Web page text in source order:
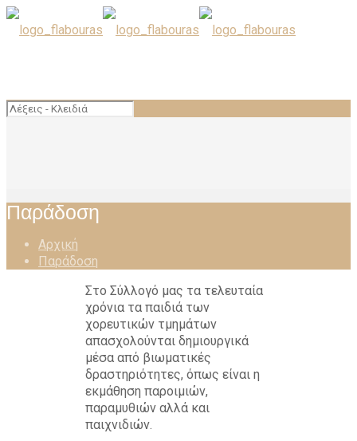
Παράδοση
Αρχική
Παράδοση
Στο Σύλλογό μας τα τελευταία
χρόνια τα παιδιά των
χορευτικών τμημάτων
απασχολούνται δημιουργικά
μέσα από βιωματικές
δραστηριότητες, όπως είναι η
εκμάθηση παροιμιών,
παραμυθιών αλλά και
παιχνιδιών.